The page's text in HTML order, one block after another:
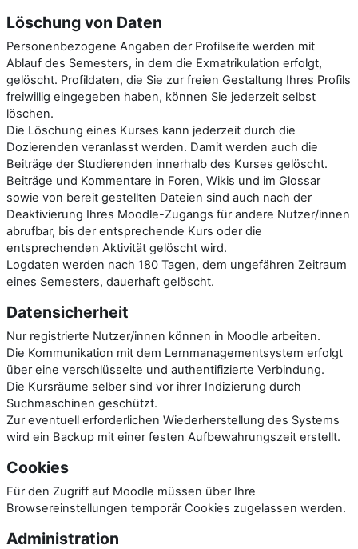
Löschung von Daten
Personenbezogene Angaben der Profilseite werden mit
Ablauf des Semesters, in dem die Exmatrikulation erfolgt,
gelöscht. Profildaten, die Sie zur freien Gestaltung Ihres Profils
freiwillig eingegeben haben, können Sie jederzeit selbst
löschen.
Die Löschung eines Kurses kann jederzeit durch die
Dozierenden veranlasst werden. Damit werden auch die
Beiträge der Studierenden innerhalb des Kurses gelöscht.
Beiträge und Kommentare in Foren, Wikis und im Glossar
sowie von bereit gestellten Dateien sind auch nach der
Deaktivierung Ihres Moodle-Zugangs für andere Nutzer/innen
abrufbar, bis der entsprechende Kurs oder die
entsprechenden Aktivität gelöscht wird.
Logdaten werden nach 180 Tagen, dem ungefähren Zeitraum
eines Semesters, dauerhaft gelöscht.
Datensicherheit
Nur registrierte Nutzer/innen können in Moodle arbeiten.
Die Kommunikation mit dem Lernmanagementsystem erfolgt
über eine verschlüsselte und authentifizierte Verbindung.
Die Kursräume selber sind vor ihrer Indizierung durch
Suchmaschinen geschützt.
Zur eventuell erforderlichen Wiederherstellung des Systems
wird ein Backup mit einer festen Aufbewahrungszeit erstellt.
Cookies
Für den Zugriff auf Moodle müssen über Ihre
Browsereinstellungen temporär Cookies zugelassen werden.
Administration